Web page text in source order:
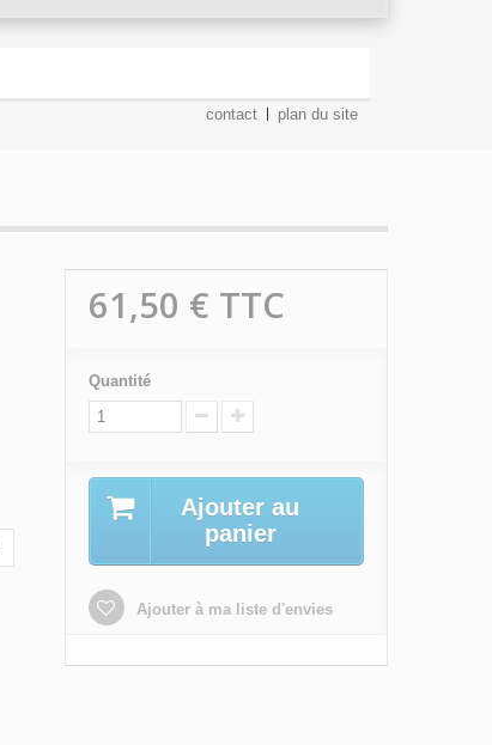
contact plan du site
61,50 € TTC
Quantité
Ajouter au
panier
Ajouter à ma liste d'envies